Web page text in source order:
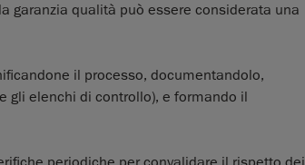
garanzia qualità può essere considerata una
il processo, documentandolo,
gli elenchi di controllo), e formando il